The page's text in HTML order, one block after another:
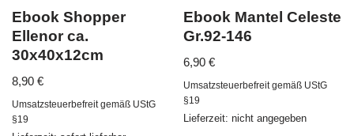
Ebook Shopper
Ellenor ca.
30x40x12cm
8,90 €
Umsatzsteuerbefreit gemäß UStG
§19
Ebook Mantel Celeste
Gr.92-146
6,90€
Umsatzsteuerbefreit gemäß UStG
§19
Lieferzeit: nicht angegeben